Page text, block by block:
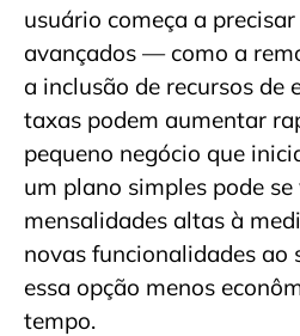
usuário começa a
avançados — como a
a inclusão de recursos de
taxas podem aumentar
pequeno negócio que
um plano simples pode
mensalidades altas à
novas funcionalidades ao
essa opção menos
tempo.